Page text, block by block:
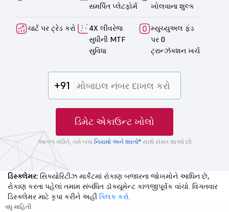
સમર્પિત પ્લેટફોર્મ
ખોલવાના શુલ્ક
ચાર્ટ પર ટ્રેડ કરો
4X લીવરેજ
સુધીની MTF
સુવિધા
મ્યુચ્યુઅલ ફંડ
પર 0
ટ્રાન્ઝૅક્શન ખર્ચ
+91
ડિમેટ એકાઉન્ટ ખોલો
આગળ વધીને, તમે બધા નિયમો અને શરતો*સાથે સંમત થાઓ છો
ડિસ્ક્લેમર: સિક્યોરિટીઝ માર્કેટમાં રોકાણ બજારના જોખમોને આધિન છે,
રોકાણ કરતા પહેલાં તમામ સંબંધિત ડૉક્યૂમેન્ટ કાળજીપૂર્વક વાંચો. વિગતવાર
ડિસ્ક્લેમર માટે કૃપા કરીને અહીં ક્લિક કરો.
વધુ માહિતી